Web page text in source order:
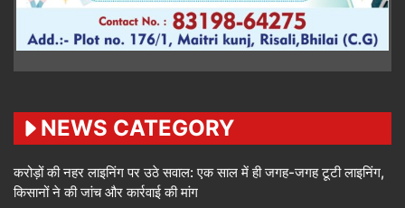
NEWS CATEGORY
करोड़ों की नहर लाइनिंग पर उठे सवाल: एक साल में ही जगह-जगह टूटी लाइनिंग,
किसानों ने की जांच और कार्रवाई की मांग